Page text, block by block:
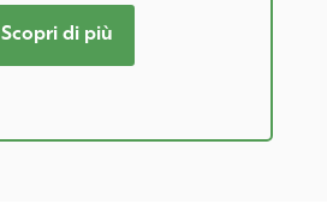
Scopri di più